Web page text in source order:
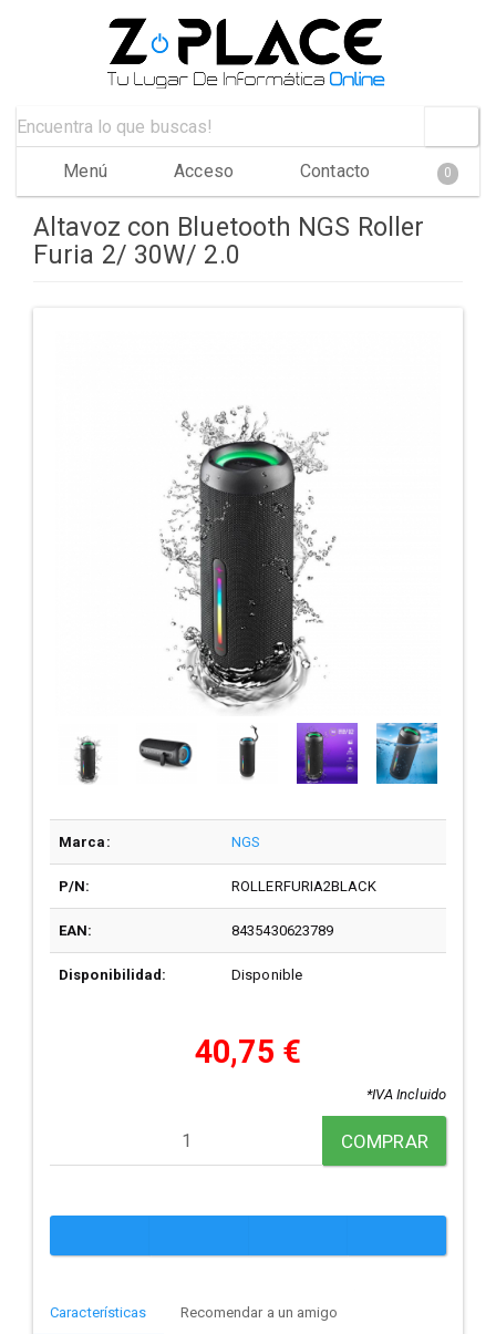
Menú Acceso Contacto 0
Altavoz con Bluetooth NGS Roller
Furia 2/ 30W/ 2.0
Marca: NGS
P/N: ROLLERFURIA2BLACK
EAN: 8435430623789
Disponibilidad: Disponible
40,75 €
*IVA Incluido
COMPRAR
Características Recomendar a un amigo